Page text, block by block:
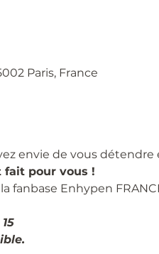
Paris, France
envie de vous
fait pour vous !
fanbase Enhypen